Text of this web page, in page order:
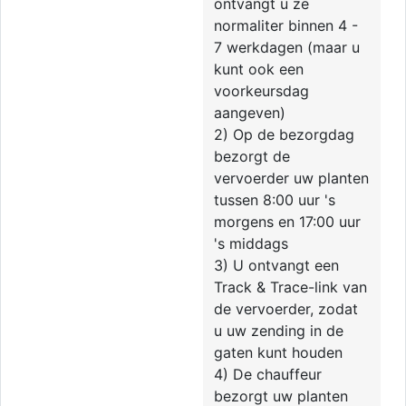
normaliter binnen 4 -
7 werkdagen (maar u
kunt ook een
voorkeursdag
aangeven)
2) Op de bezorgdag
bezorgt de
vervoerder uw planten
tussen 8:00 uur 's
morgens en 17:00 uur
's middags
3) U ontvangt een
Track & Trace-link van
de vervoerder, zodat
u uw zending in de
gaten kunt houden
4) De chauffeur
bezorgt uw planten